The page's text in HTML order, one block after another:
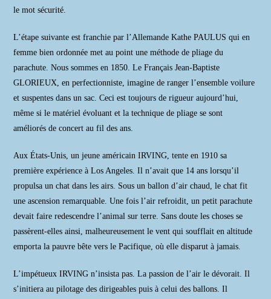
le mot sécurité.
L’étape suivante est franchie par l’Allemande Kathe PAULUS qui en
femme bien ordonnée met au point une méthode de pliage du
parachute. Nous sommes en 1850. Le Français Jean-Baptiste
GLORIEUX, en perfectionniste, imagine de ranger l’ensemble voilure
et suspentes dans un sac. Ceci est toujours de rigueur aujourd’hui,
même si le matériel évoluant et la technique de pliage se sont
améliorés de concert au fil des ans.
Aux États-Unis, un jeune américain IRVING, tente en 1910 sa
première expérience à Los Angeles. Il n’avait que 14 ans lorsqu’il
propulsa un chat dans les airs. Sous un ballon d’air chaud, le chat fit
une ascension remarquable. Une fois l’air refroidit, un petit parachute
devait faire redescendre l’animal sur terre. Sans doute les choses se
passèrent-elles ainsi, malheureusement le vent qui soufflait en altitude
emporta la pauvre bête vers le Pacifique, où elle disparut à jamais.
L’impétueux IRVING n’insista pas. La passion de l’air le dévorait. Il
s’initiera au pilotage des dirigeables puis à celui des ballons. Il